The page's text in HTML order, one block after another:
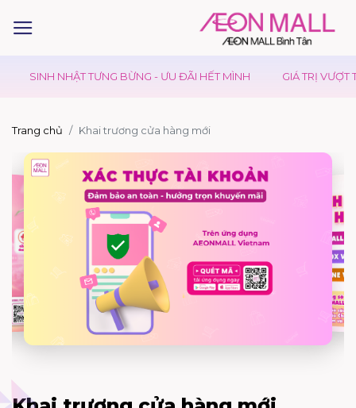
TƯNG BỪNG - ƯU ĐÃI HẾT MÌNH GIÁ TRỊ VƯỢT TRỘI
Trang chủ Khai trương cửa hàng mới